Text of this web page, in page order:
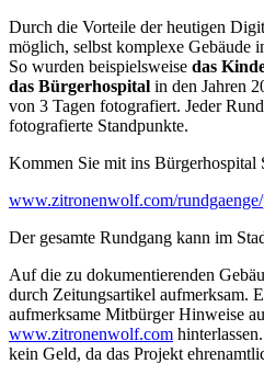
Durch die Vorteile der heutigen
möglich, selbst komplexe Gebäude
So wurden beispielsweise das
das Bürgerhospital in den Jahren
von 3 Tagen fotografiert. Jeder
fotografierte Standpunkte.
Kommen Sie mit ins Bürgerhospital
www.zitronenwolf.com/
Der gesamte Rundgang kann im
Auf die zu dokumentierenden
durch Zeitungsartikel aufmerksam.
aufmerksame Mitbürger Hinweise
www.zitronenwolf.com
kein Geld, da das Projekt